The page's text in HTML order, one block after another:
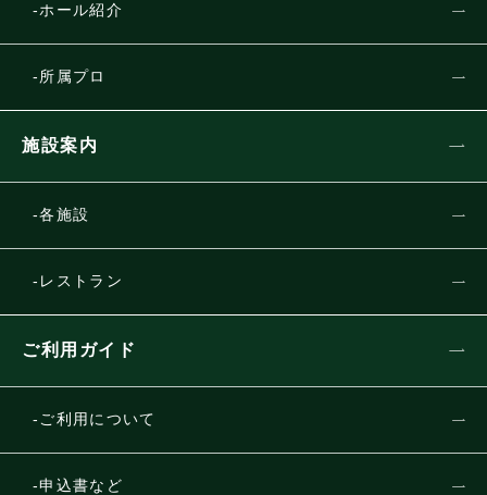
ホール紹介
所属プロ
施設案内
各施設
レストラン
ご利用ガイド
ご利用について
申込書など